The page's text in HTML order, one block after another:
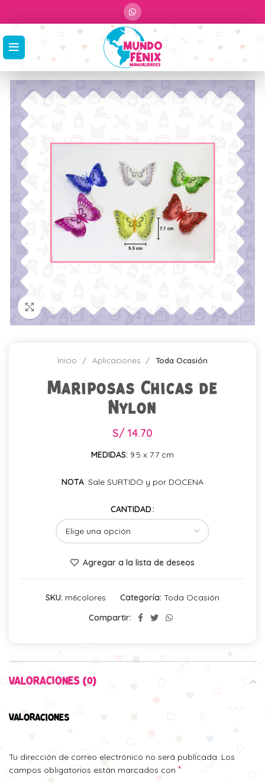
Click para agrandar
Inicio Aplicaciones Toda Ocasión
Mariposas Chicas de
Nylon
S/ 14.70
MEDIDAS: 9.5 x 7.7 cm
NOTA: Sale SURTIDO y por DOCENA
CANTIDAD
Agregar a la lista de deseos
SKU: m6colores Categoría: Toda Ocasión
Compartir:
VALORACIONES (0)
VALORACIONES
Tu dirección de correo electrónico no será publicada. Los
campos obligatorios están marcados con *